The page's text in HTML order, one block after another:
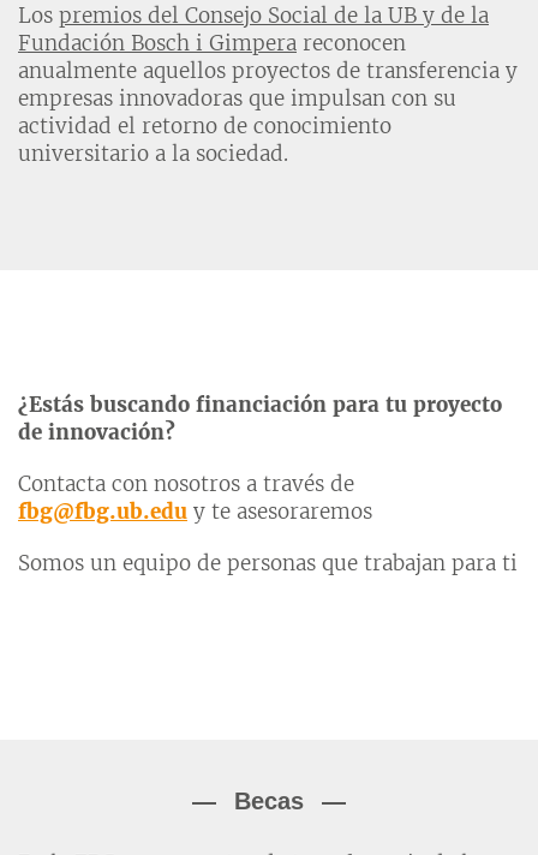
Los premios del Consejo Social de la UB y de la
Fundación Bosch i Gimpera reconocen
anualmente aquellos proyectos de transferencia y
empresas innovadoras que impulsan con su
actividad el retorno de conocimiento
universitario a la sociedad.
¿Estás buscando financiación para tu proyecto
de innovación?
Contacta con nosotros a través de
fbg@fbg.ub.edu y te asesoraremos
Somos un equipo de personas que trabajan para ti
Becas